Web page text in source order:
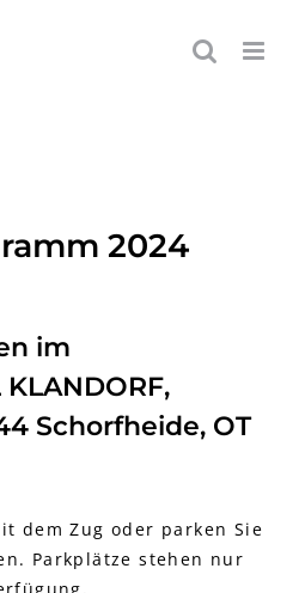
2024
im
KLANDORF,
Schorfheide, OT
dem Zug oder parken Sie
Parkplätze stehen nur